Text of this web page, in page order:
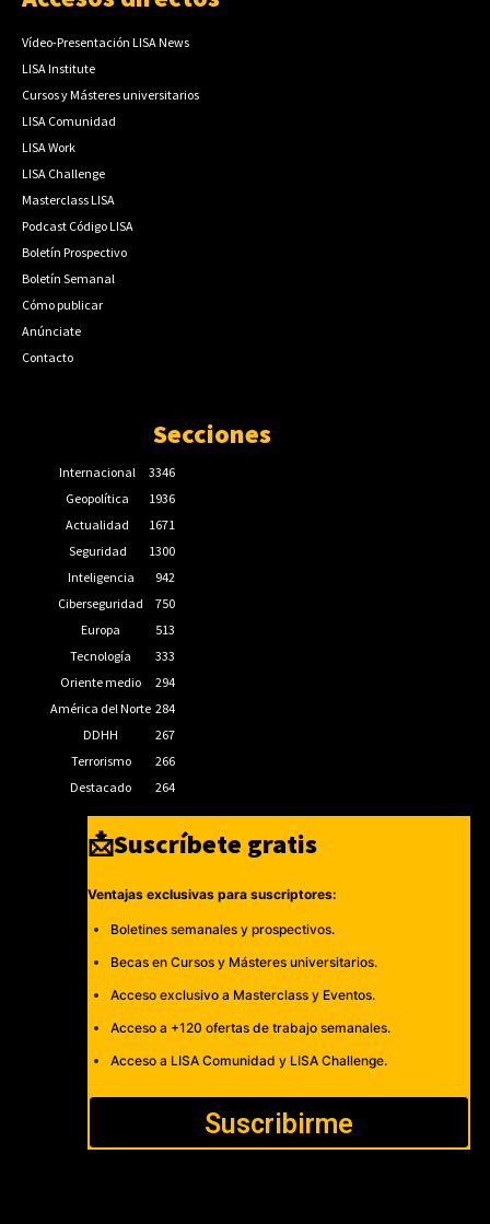
Vídeo-Presentación LISA News
LISA Institute
Cursos y Másteres universitarios
LISA Comunidad
LISA Work
LISA Challenge
Masterclass LISA
Podcast Código LISA
Boletín Prospectivo
Boletín Semanal
Cómo publicar
Anúnciate
Contacto
Secciones
Internacional
3346
Geopolítica
1936
Actualidad
1671
Seguridad
1300
Inteligencia
942
Ciberseguridad
750
Europa
513
Tecnología
333
Oriente medio
294
América del Norte 284
DDHH
267
Terrorismo
266
Destacado
264
📩Suscríbete gratis
Ventajas exclusivas para suscriptores:
Boletines semanales y prospectivos.
Becas en Cursos y Másteres universitarios.
Acceso exclusivo a Masterclass y Eventos.
Acceso a +120 ofertas de trabajo semanales.
Acceso a LISA Comunidad y LISA Challenge.
Suscribirme